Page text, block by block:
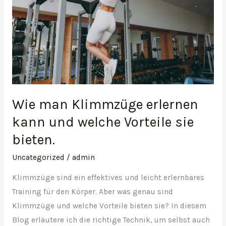
Wie man Klimmzüge erlernen
kann und welche Vorteile sie
bieten.
Uncategorized / admin
Klimmzüge sind ein effektives und leicht erlernbares
Training für den Körper. Aber was genau sind
Klimmzüge und welche Vorteile bieten sie? In diesem
Blog erläutere ich die richtige Technik, um selbst auch
kann
und
welche
Vorteile
sie
bieten.